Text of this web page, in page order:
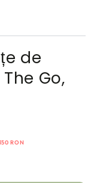
de
Go,
RON